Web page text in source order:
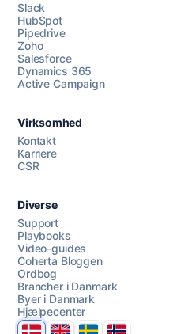
Chat med os
AI Campaign Assist
Slack
HubSpot
Pipedrive
Zoho
Salesforce
Dynamics 365
Active Campaign
Virksomhed
Kontakt
Karriere
CSR
Diverse
Support
Playbooks
Video-guides
Coherta Bloggen
Ordbog
Brancher i Danmark
Byer i Danmark
Hjælpecenter